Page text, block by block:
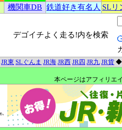
機関車DB 鉄道好き有名人 SLリ
デゴイチよく走る!内を検索
JR東 SLぐんま JR海 JR西 JR四 JR九 JR貨
本ページはアフィリエ